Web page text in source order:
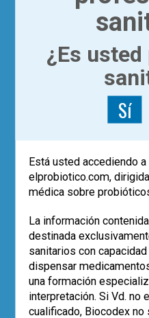
nuevas tecnologías
POST RECIENTES
Los datos de
pylori
Eco-solidaridad
adversidad
El uso de
¿quién los
boulardiiCNCM
de la diarrea
en pediatría
El largo camino
de la microbiota
¿Es
Sí
Está usted accediendo
elprobiotico.com,
médica sobre
La información
destinada
sanitarios con
dispensar
una formación
interpretación. Si Vd. no
cualificado, Biocodex